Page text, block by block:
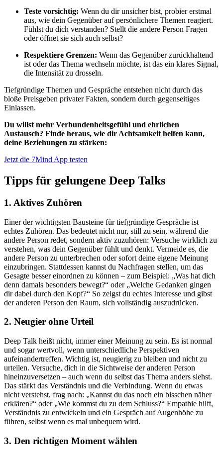
Teste vorsichtig: Wenn du dir unsicher bist, probier erstmal
aus, wie dein Gegenüber auf persönlichere Themen reagiert.
Fühlst du dich verstanden? Stellt die andere Person Fragen
oder öffnet sie sich auch selbst?
Respektiere Grenzen: Wenn das Gegenüber zurückhaltend
ist oder das Thema wechseln möchte, ist das ein klares Signal,
die Intensität zu drosseln.
Tiefgründige Themen und Gespräche entstehen nicht durch das
bloße Preisgeben privater Fakten, sondern durch gegenseitiges
Einlassen.
Du willst mehr Verbundenheitsgefühl und ehrlichen
Austausch? Finde heraus, wie dir Achtsamkeit helfen kann,
deine Beziehungen zu stärken:
Jetzt die 7Mind App testen
Tipps für gelungene Deep Talks
1. Aktives Zuhören
Einer der wichtigsten Bausteine für tiefgründige Gespräche ist
echtes Zuhören. Das bedeutet nicht nur, still zu sein, während die
andere Person redet, sondern aktiv zuzuhören: Versuche wirklich zu
verstehen, was dein Gegenüber fühlt und denkt. Vermeide es, die
andere Person zu unterbrechen oder sofort deine eigene Meinung
einzubringen. Stattdessen kannst du Nachfragen stellen, um das
Gesagte besser einordnen zu können – zum Beispiel: „Was hat dich
denn damals besonders bewegt?“ oder „Welche Gedanken gingen
dir dabei durch den Kopf?“ So zeigst du echtes Interesse und gibst
der anderen Person den Raum, sich vollständig auszudrücken.
2. Neugier ohne Urteil
Deep Talk heißt nicht, immer einer Meinung zu sein. Es ist normal
und sogar wertvoll, wenn unterschiedliche Perspektiven
aufeinandertreffen. Wichtig ist, neugierig zu bleiben und nicht zu
urteilen. Versuche, dich in die Sichtweise der anderen Person
hineinzuversetzen – auch wenn du selbst das Thema anders siehst.
Das stärkt das Verständnis und die Verbindung. Wenn du etwas
nicht verstehst, frag nach: „Kannst du das noch ein bisschen näher
erklären?“ oder „Wie kommst du zu dem Schluss?“ Empathie hilft,
Verständnis zu entwickeln und ein Gespräch auf Augenhöhe zu
führen, selbst wenn es mal unbequem wird.
3. Den richtigen Moment wählen